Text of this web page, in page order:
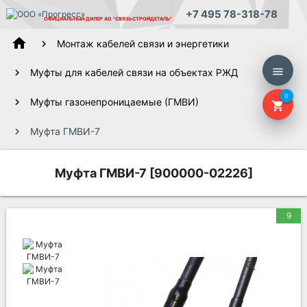
ОФИЦИАЛЬНЫЙ ДИЛЕР АО "СВЯЗЬСТРОЙДЕТАЛЬ" +7 495 78-318-78
menu
shopping_cart
0
home Монтаж кабелей связи и энергетики
Муфты для кабелей связи на объектах РЖД
Муфты газонепроницаемые (ГМВИ)
Муфта ГМВИ-7
Муфта ГМВИ-7 [900000-02226]
9